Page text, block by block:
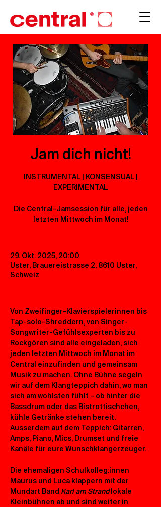
Jam dich nicht!
INSTRUMENTAL | KONSENSUAL |
EXPERIMENTAL
Die Central-Jamsession für alle, jeden
letzten Mittwoch im Monat!
29. Okt. 2025, 20:00
Uster, Brauereistrasse 2, 8610 Uster,
Schweiz
Von Zweifinger-Klavierspielerinnen bis
Tap-solo-Shreddern, von Singer-
Songwriter-Gefühlsexperten bis zu
Rockgören sind alle eingeladen, sich
jeden letzten Mittwoch im Monat im
Central einzufinden und gemeinsam
Musik zu machen. Ohne Bühne segeln
wir auf dem Klangteppich dahin, wo man
sich am wohlsten fühlt – ob hinter die
Bassdrum oder das Bistrottischchen,
kühle Getränke stehen bereit.
Ausserdem auf dem Teppich: Gitarren,
Amps, Piano, Mics, Drumset und freie
Kanäle für eure Wunschklangerzeuger.
Die ehemaligen Schulkolleg:innen
Maurus und Luca klappern mit der
Mundart Band Karl am Strand lokale
Kleinbühnen ab und sind weiter in